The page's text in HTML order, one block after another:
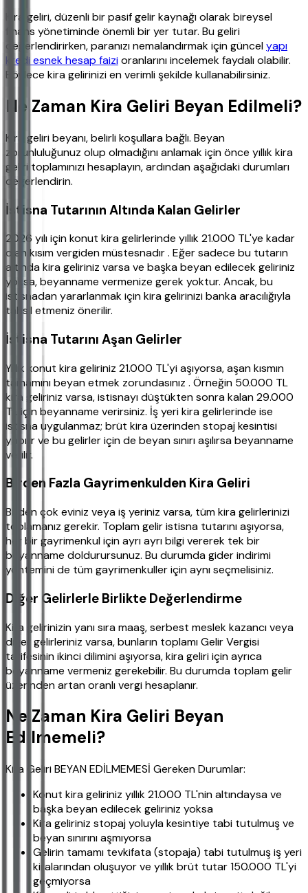
Kira geliri, düzenli bir pasif gelir kaynağı olarak bireysel
finans yönetiminde önemli bir yer tutar. Bu geliri
değerlendirirken, paranızı nemalandırmak için güncelyapı
kredi esnek hesap faizioranlarını incelemek faydalı olabilir.
Böylece kira gelirinizi en verimli şekilde kullanabilirsiniz.
Ne Zaman Kira Geliri Beyan Edilmeli?
Kira geliri beyanı, belirli koşullara bağlı. Beyan
zorunluluğunuz olup olmadığını anlamak için önce yıllık kira
geliri toplamınızı hesaplayın, ardından aşağıdaki durumları
değerlendirin.
İstisna Tutarının Altında Kalan Gelirler
2026 yılı için konut kira gelirlerinde yıllık 21.000 TL'ye kadar
olan kısım vergiden müstesnadır . Eğer sadece bu tutarın
altında kira geliriniz varsa ve başka beyan edilecek geliriniz
yoksa, beyanname vermenize gerek yoktur. Ancak, bu
istisnadan yararlanmak için kira gelirinizi banka aracılığıyla
tahsil etmeniz önerilir.
İstisna Tutarını Aşan Gelirler
Yıllık konut kira geliriniz 21.000 TL'yi aşıyorsa, aşan kısmın
tamamını beyan etmek zorundasınız . Örneğin 50.000 TL
kira geliriniz varsa, istisnayı düştükten sonra kalan 29.000
TL için beyanname verirsiniz. İş yeri kira gelirlerinde ise
istisna uygulanmaz; brüt kira üzerinden stopaj kesintisi
yapılır ve bu gelirler için de beyan sınırı aşılırsa beyanname
verilir.
Birden Fazla Gayrimenkulden Kira Geliri
Birden çok eviniz veya iş yeriniz varsa, tüm kira gelirlerinizi
toplamanız gerekir. Toplam gelir istisna tutarını aşıyorsa,
her bir gayrimenkul için ayrı ayrı bilgi vererek tek bir
beyanname doldurursunuz. Bu durumda gider indirimi
yöntemini de tüm gayrimenkuller için aynı seçmelisiniz.
Diğer Gelirlerle Birlikte Değerlendirme
Kira gelirinizin yanı sıra maaş, serbest meslek kazancı veya
diğer gelirleriniz varsa, bunların toplamı Gelir Vergisi
tarifesinin ikinci dilimini aşıyorsa, kira geliri için ayrıca
beyanname vermeniz gerekebilir. Bu durumda toplam gelir
üzerinden artan oranlı vergi hesaplanır.
Ne Zaman Kira Geliri Beyan
Edilmemeli?
Kira Geliri BEYAN EDİLMEMESİ Gereken Durumlar:
Konut kira geliriniz yıllık 21.000 TL'nin altındaysa ve
başka beyan edilecek geliriniz yoksa
Kira geliriniz stopaj yoluyla kesintiye tabi tutulmuş ve
beyan sınırını aşmıyorsa
Gelirin tamamı tevkifata (stopaja) tabi tutulmuş iş yeri
kiralarından oluşuyor ve yıllık brüt tutar 150.000 TL'yi
geçmiyorsa